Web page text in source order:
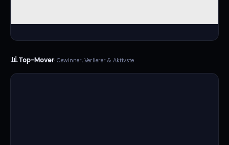
📊Top-Mover· Gewinner, Verlierer & Aktivste